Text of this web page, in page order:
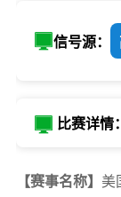
信号源：
比赛详情：
【赛事名称】 美